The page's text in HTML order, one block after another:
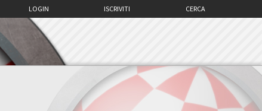
CERCA
ISCRIVITI
LOGIN